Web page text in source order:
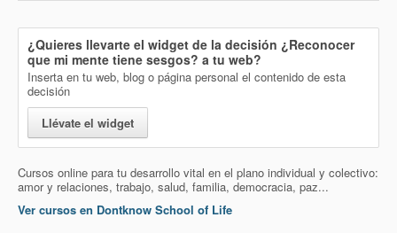
¿Quieres llevarte el widget de la decisión ¿Reconocer
que mi mente tiene sesgos? a tu web?
Inserta en tu web, blog o página personal el contenido de esta
decisión
Llévate el widget
Cursos online para tu desarrollo vital en el plano individual y colectivo:
amor y relaciones, trabajo, salud, familia, democracia, paz...
Ver cursos en Dontknow School of Life